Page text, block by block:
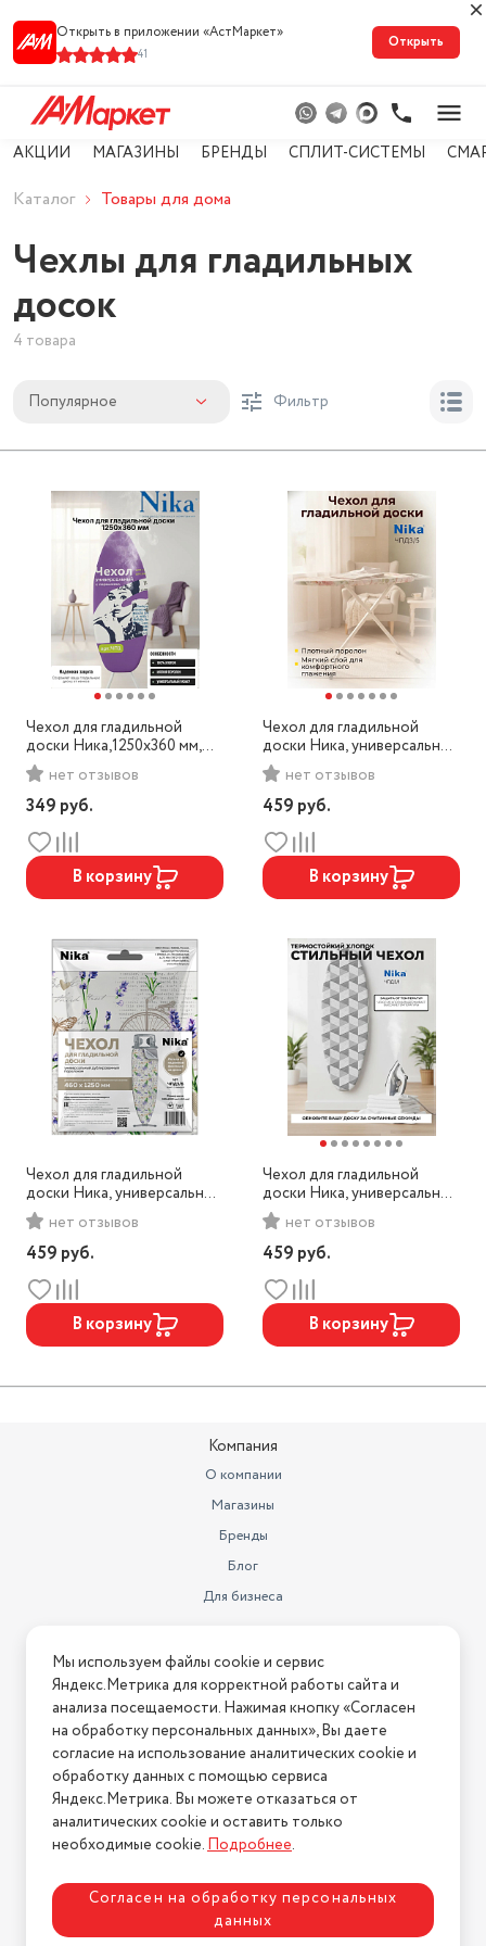
Открыть в приложении «АстМарке‪т‬»
41
Открыть
АКЦИИ МАГАЗИНЫ БРЕНДЫ СПЛИТ-СИСТЕМЫ
Каталог Товары для дома
Чехлы для гладильных
досок
4 товара
Популярное Фильтр
Чехол для гладильной
доски Ника,1250х360 мм,
арт. ЧП1нет отзывов
349 руб.
В корзину
Чехол для гладильной
доски Ника, универсальный
дублированный
поролоном, арт. ЧПД3/5
нет отзывов
459 руб.
В корзину
Чехол для гладильной
доски Ника, универсальный
дублированный
поролоном, арт. ЧПД3/6
нет отзывов
459 руб.
В корзину
Чехол для гладильной
доски Ника, универсальный
дублированный
поролоном, арт. ЧПД3/1
нет отзывов
459 руб.
В корзину
Компания
О компании
Магазины
Бренды
Блог
Для бизнеса
Информация
Условия оплаты
Условия доставки
Условия возврата
Нашли ошибку на сайте?Напишите нам
2026 © Интернет-магазин "АстМаркет". У нас есть всё!
Политика конфиденциальности
Мы используем файлы cookie и сервис
Яндекс.Метрика для корректной работы сайта и
анализа посещаемости. Нажимая кнопку «Согласен
на обработку персональных данных», Вы даете
согласие на использование аналитических cookie и
обработку данных с помощью сервиса
Яндекс.Метрика. Вы можете отказаться от
аналитических cookie и оставить только
необходимые cookie.Подробнее.
Согласен на обработку персональных
данных